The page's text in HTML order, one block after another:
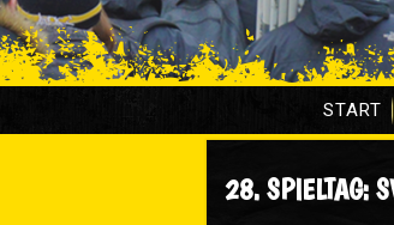
START
28. SPIELTAG: